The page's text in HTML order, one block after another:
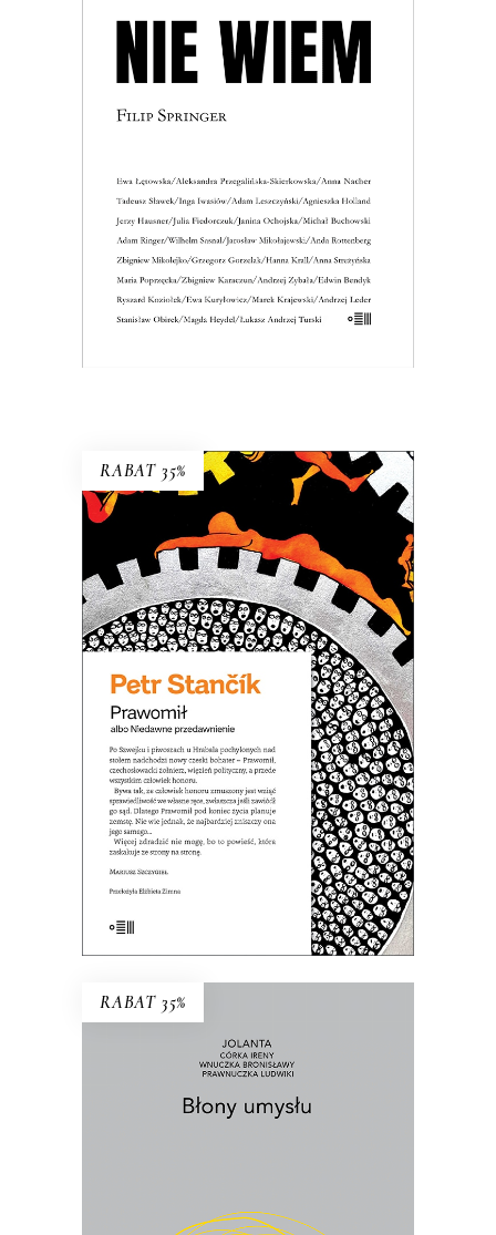
NIE WIEM
Może warto nauczyć się żyć z
56.00zł 36.40zł
KSIĄŻKA DO KOSZYKA
RABAT 35%
E-BOOK DO KOSZYKA
PRAWOMIŁ ALBO NIEDAWNE
PRZEDAWNIENIE
Bywa, że człowiek honoru zmuszony
jest wziąć sprawiedliwość we własne
58.00zł 37.70zł
KSIĄŻKA DO KOSZYKA
RABAT 35%
w świecie, który ciągle się przeobraża?